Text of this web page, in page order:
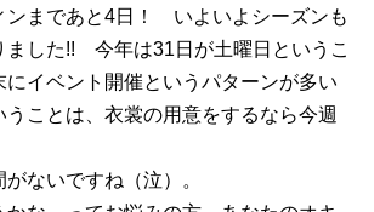
ンまであと4日！ いよいよシーズンも
ました!!今年は31日が土曜日というこ
にイベント開催というパターンが多い
うことは、衣裳の用意をするなら今週
ないですね（泣）。